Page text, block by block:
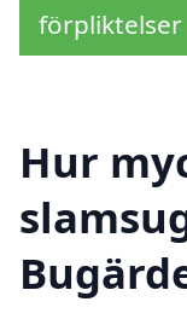
förpliktelser
Hur